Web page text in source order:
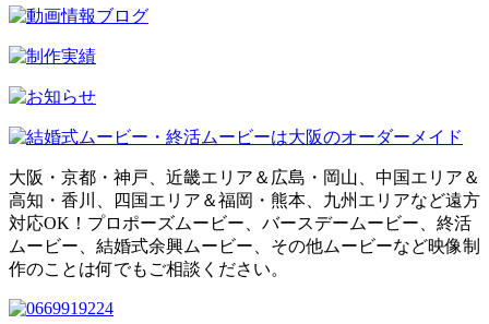
大阪・京都・神戸、近畿エリア＆広島・岡山、中国エリア＆
高知・香川、四国エリア＆福岡・熊本、九州エリアなど遠方
対応OK！プロポーズムービー、バースデームービー、終活
ムービー、結婚式余興ムービー、その他ムービーなど映像制
作のことは何でもご相談ください。